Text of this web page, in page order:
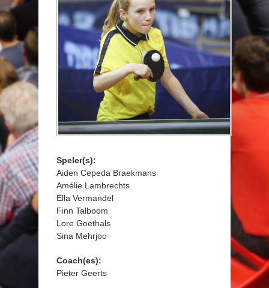
Speler(s):
Aiden Cepeda Braekmans
Amélie Lambrechts
Ella Vermandel
Finn Talboom
Lore Goethals
Sina Mehrjoo
Coach(es):
Pieter Geerts